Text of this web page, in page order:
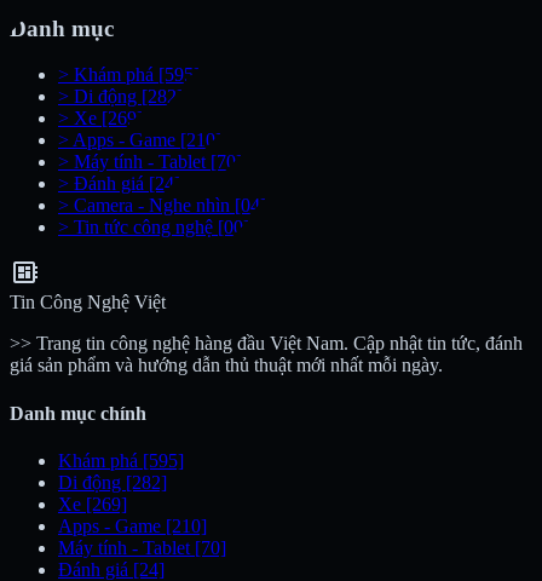
Danh mục
> Khám phá [595]
> Di động [282]
> Xe [269]
> Apps - Game [210]
> Máy tính - Tablet [70]
> Đánh giá [24]
> Camera - Nghe nhìn [04]
> Tin tức công nghệ [00]
developer_board
Tin Công Nghệ Việt
>> Trang tin công nghệ hàng đầu Việt Nam. Cập nhật tin tức, đánh
giá sản phẩm và hướng dẫn thủ thuật mới nhất mỗi ngày.
Danh mục chính
Khám phá [595]
Di động [282]
Xe [269]
Apps - Game [210]
Máy tính - Tablet [70]
Đánh giá [24]